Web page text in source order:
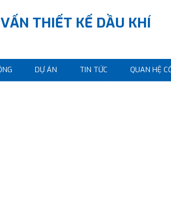
THIẾT KẾ DẦU KHÍ
DỰ ÁN TIN TỨC QUAN HỆ